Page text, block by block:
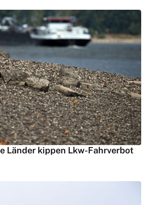
Länder kippen Lkw-Fahrverbot